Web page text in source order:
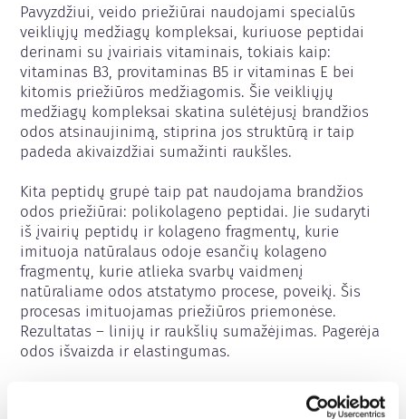
Pavyzdžiui, veido priežiūrai naudojami specialūs
veikliųjų medžiagų kompleksai, kuriuose peptidai
derinami su įvairiais vitaminais, tokiais kaip:
vitaminas B3, provitaminas B5 ir vitaminas E bei
kitomis priežiūros medžiagomis. Šie veikliųjų
medžiagų kompleksai skatina sulėtėjusį brandžios
odos atsinaujinimą, stiprina jos struktūrą ir taip
padeda akivaizdžiai sumažinti raukšles.
Kita peptidų grupė taip pat naudojama brandžios
odos priežiūrai: polikolageno peptidai. Jie sudaryti
iš įvairių peptidų ir kolageno fragmentų, kurie
imituoja natūralaus odoje esančių kolageno
fragmentų, kurie atlieka svarbų vaidmenį
natūraliame odos atstatymo procese, poveikį. Šis
procesas imituojamas priežiūros priemonėse.
Rezultatas – linijų ir raukšlių sumažėjimas. Pagerėja
odos išvaizda ir elastingumas.
Priklauso šioms cheminių medžiagų grupėms